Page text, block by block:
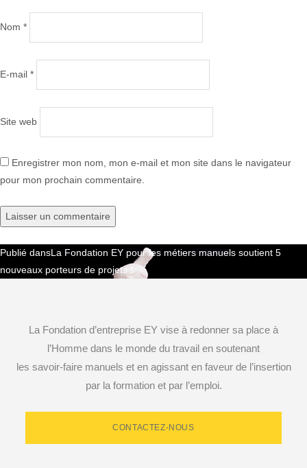
Nom *
E-mail *
Site web
Enregistrer mon nom, mon e-mail et mon site dans le navigateur
pour mon prochain commentaire.
Navigation
Publié dansLa Fondation EY pour les métiers manuels soutient 5
nouveaux porteurs de projets !
La Fondation d’entreprise EY vise à redonner sa place à
l’Homme dans le monde du travail en soutenant
les savoir-faire manuels et en agissant en faveur de l’insertion
par la formation et par l’emploi.
CONTACTEZ-NOUS